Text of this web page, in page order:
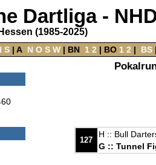
Dartliga -
(1985-2025)
S‌ | A‌ N O S W‌ | BN‌ 1 2 | BO‌ 1 2 | BS|
127
H :: Bull
G :: Tunnel